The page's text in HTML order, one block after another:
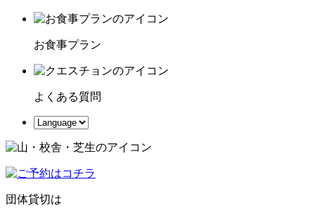
お食事プラン
よくある質問
団体貸切は